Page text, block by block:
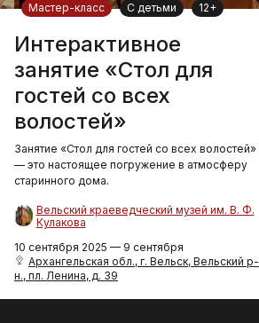
Мастер-класс С детьми 12+
Интерактивное
занятие «Стол для
гостей со всех
волостей»
Занятие «Стол для гостей со всех волостей»
— это настоящее погружение в атмосферу
старинного дома.
Вельский краеведческий музей им. В. Ф.
Кулакова
10 сентября 2025 — 9 сентября
Архангельская обл., г. Вельск, Вельский р-
н., пл. Ленина, д. 39